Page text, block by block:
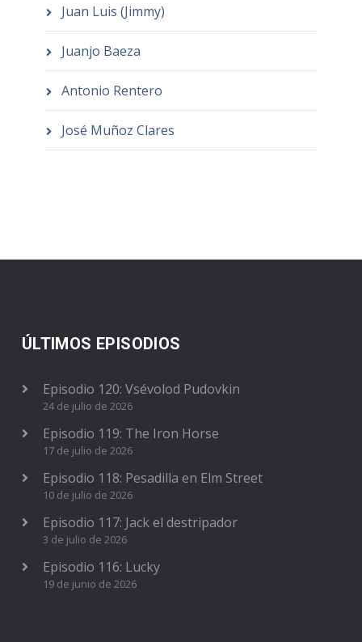
Juan Luis (Jimmy)
Juanjo Baeza
Antonio Rentero
José Muñoz Clares
ÚLTIMOS EPISODIOS
Episodio 120: Vsévolod Pudovkin
24 de julio de 2026
Episodio 119: The Iron Horse
17 de julio de 2026
Episodio 118: Pesadilla en Elm Street
10 de julio de 2026
Episodio 117: Jack el destripador
3 de julio de 2026
Episodio 116: Lucky
19 de junio de 2026